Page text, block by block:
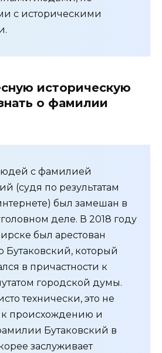
с историческими
историческую
о фамилии
с фамилией
(судя по результатам
был замешан в
деле. В 2018 году
был арестован
Бутаковский, который
в причастности к
городской думы.
технически, это не
к происхождению и
Бутаковский в
заслуживает